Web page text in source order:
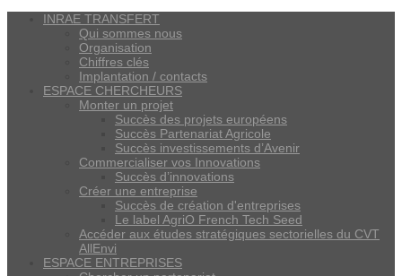
INRAE TRANSFERT
Qui sommes nous
Organisation
Chiffres clés
Implantation / contacts
ESPACE CHERCHEURS
Monter un projet
Succès des projets européens
Succès Partenariat Agricole
Succès investissements d’Avenir
Commercialiser vos Innovations
Succès d’innovations
Créer une entreprise
Succès de création d'entreprises
Le label AgriO French Tech Seed
Accéder aux études stratégiques sectorielles du CVT
AllEnvi
ESPACE ENTREPRISES